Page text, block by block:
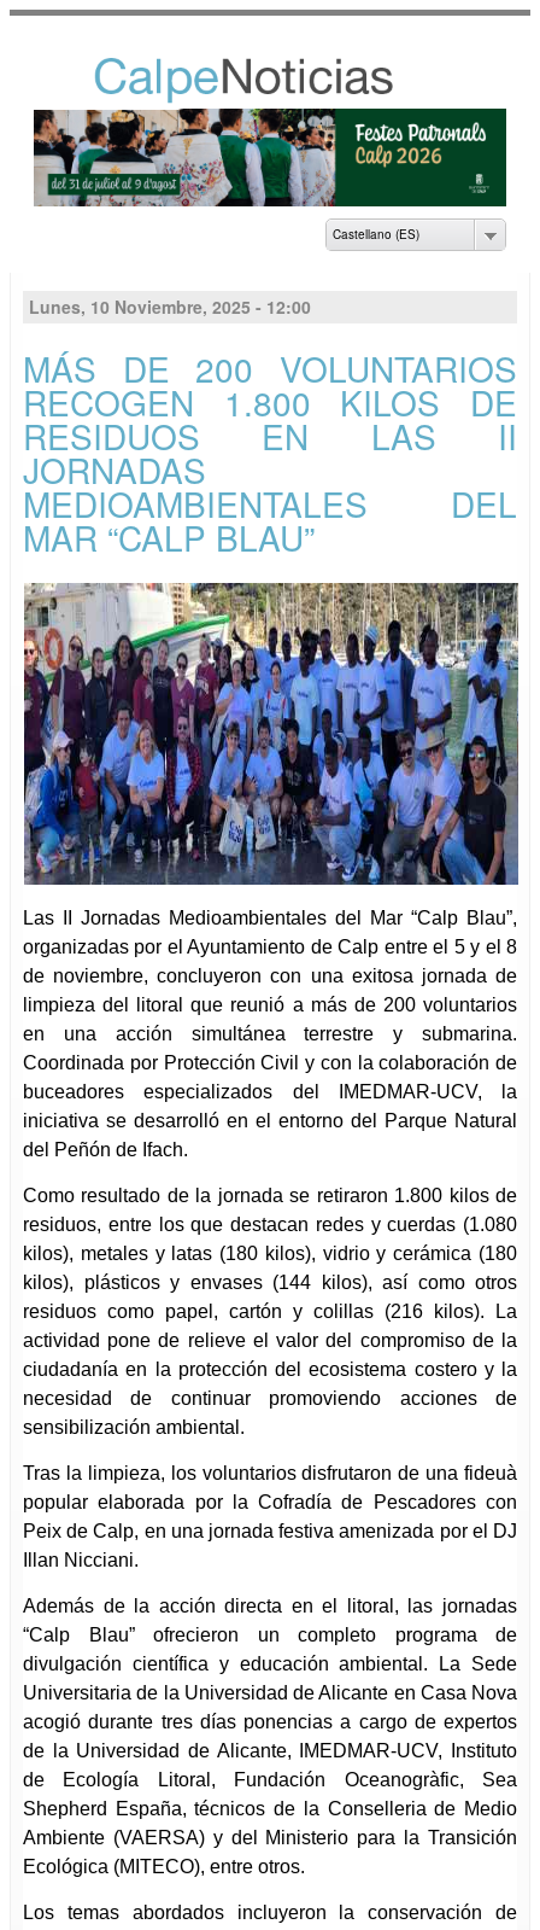
principal
NOTICIAS DEL
AYUNTAMIENTO DE
Castellano (ES)
Lunes, 10 Noviembre, 2025 - 12:00
MÁS DE 200 VOLUNTARIOS
RECOGEN 1.800 KILOS DE
RESIDUOS EN LAS II
JORNADAS
MEDIOAMBIENTALES DEL
MAR “CALP BLAU”
Las II Jornadas Medioambientales del Mar “Calp Blau”,
organizadas por el Ayuntamiento de Calp entre el 5 y el 8
de noviembre, concluyeron con una exitosa jornada de
limpieza del litoral que reunió a más de 200 voluntarios
en una acción simultánea terrestre y submarina.
Coordinada por Protección Civil y con la colaboración de
buceadores especializados del IMEDMAR-UCV, la
iniciativa se desarrolló en el entorno del Parque Natural
del Peñón de Ifach.
Como resultado de la jornada se retiraron 1.800 kilos de
residuos, entre los que destacan redes y cuerdas (1.080
kilos), metales y latas (180 kilos), vidrio y cerámica (180
kilos), plásticos y envases (144 kilos), así como otros
residuos como papel, cartón y colillas (216 kilos). La
actividad pone de relieve el valor del compromiso de la
ciudadanía en la protección del ecosistema costero y la
necesidad de continuar promoviendo acciones de
sensibilización ambiental.
Tras la limpieza, los voluntarios disfrutaron de una fideuà
popular elaborada por la Cofradía de Pescadores con
Peix de Calp, en una jornada festiva amenizada por el DJ
Illan Nicciani.
Además de la acción directa en el litoral, las jornadas
“Calp Blau” ofrecieron un completo programa de
divulgación científica y educación ambiental. La Sede
Universitaria de la Universidad de Alicante en Casa Nova
acogió durante tres días ponencias a cargo de expertos
de la Universidad de Alicante, IMEDMAR-UCV, Instituto
de Ecología Litoral, Fundación Oceanogràfic, Sea
Shepherd España, técnicos de la Conselleria de Medio
Ambiente (VAERSA) y del Ministerio para la Transición
Ecológica (MITECO), entre otros.
Los temas abordados incluyeron la conservación de